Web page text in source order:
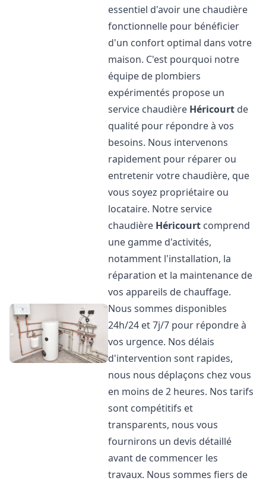
essentiel d'avoir une chaudière
fonctionnelle pour bénéficier
d'un confort optimal dans votre
maison. C'est pourquoi notre
équipe de plombiers
expérimentés propose un
service chaudière Héricourt de
qualité pour répondre à vos
besoins. Nous intervenons
rapidement pour réparer ou
entretenir votre chaudière, que
vous soyez propriétaire ou
locataire. Notre service
chaudière Héricourt comprend
une gamme d'activités,
notamment l'installation, la
réparation et la maintenance de
vos appareils de chauffage.
Nous sommes disponibles
24h/24 et 7j/7 pour répondre à
vos urgence. Nos délais
d'intervention sont rapides,
nous nous déplaçons chez vous
en moins de 2 heures. Nos tarifs
sont compétitifs et
transparents, nous vous
fournirons un devis détaillé
avant de commencer les
travaux. Nous sommes fiers de